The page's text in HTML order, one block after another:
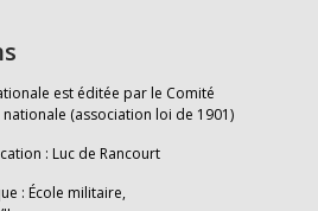
est éditée par le Comité
nationale (association loi de 1901)
: Luc de Rancourt
: École militaire,